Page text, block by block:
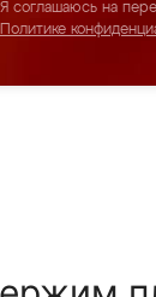
Я соглашаюсь на
Политике